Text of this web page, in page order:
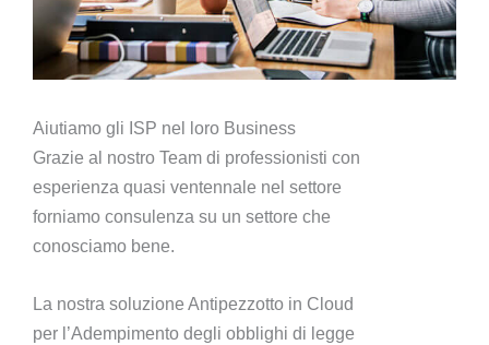
Aiutiamo gli ISP nel loro Business
Grazie al nostro Team di professionisti con
esperienza quasi ventennale nel settore
forniamo consulenza su un settore che
conosciamo bene.
La nostra soluzione Antipezzotto in Cloud
per l’Adempimento degli obblighi di legge